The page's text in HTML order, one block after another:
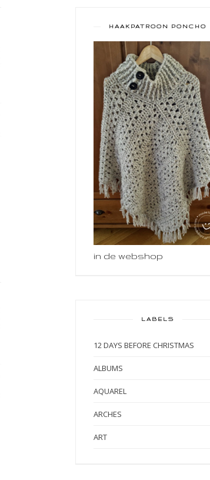
HAAKPATROON PONCHO
in de webshop
LABELS
12 DAYS BEFORE CHRISTMAS
ALBUMS
AQUAREL
ARCHES
ART